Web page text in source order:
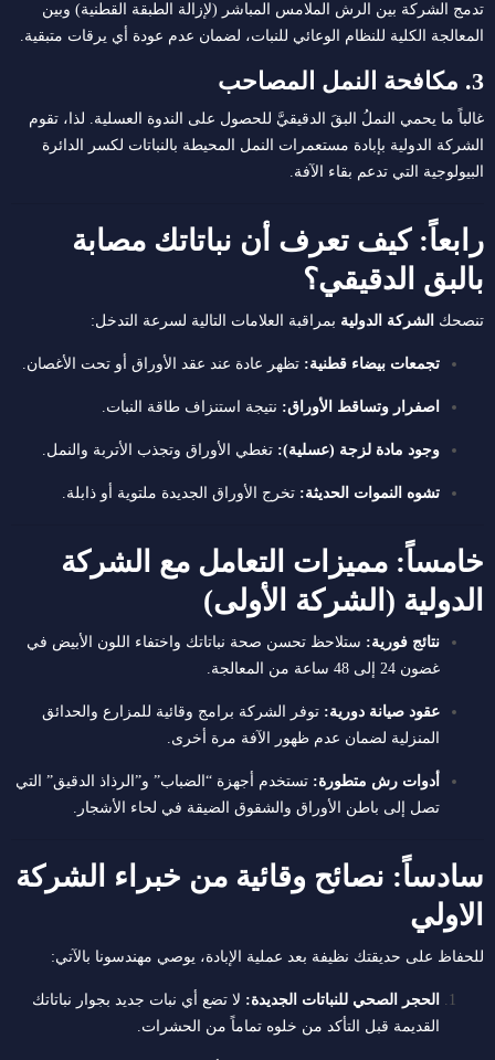
تدمج الشركة بين الرش الملامس المباشر (لإزالة الطبقة القطنية) وبين
المعالجة الكلية للنظام الوعائي للنبات، لضمان عدم عودة أي يرقات متبقية.
3. مكافحة النمل المصاحب
غالباً ما يحمي النملُ البقَ الدقيقيَّ للحصول على الندوة العسلية. لذا، تقوم
الشركة الدولية بإبادة مستعمرات النمل المحيطة بالنباتات لكسر الدائرة
البيولوجية التي تدعم بقاء الآفة.
رابعاً: كيف تعرف أن نباتاتك مصابة
بالبق الدقيقي؟
تنصحك الشركة الدولية بمراقبة العلامات التالية لسرعة التدخل:
تجمعات بيضاء قطنية: تظهر عادة عند عقد الأوراق أو تحت الأغصان.
اصفرار وتساقط الأوراق: نتيجة استنزاف طاقة النبات.
وجود مادة لزجة (عسلية): تغطي الأوراق وتجذب الأتربة والنمل.
تشوه النموات الحديثة: تخرج الأوراق الجديدة ملتوية أو ذابلة.
خامساً: مميزات التعامل مع الشركة
الدولية (الشركة الأولى)
نتائج فورية: ستلاحظ تحسن صحة نباتاتك واختفاء اللون الأبيض في
غضون 24 إلى 48 ساعة من المعالجة.
عقود صيانة دورية: توفر الشركة برامج وقائية للمزارع والحدائق
المنزلية لضمان عدم ظهور الآفة مرة أخرى.
أدوات رش متطورة: تستخدم أجهزة “الضباب” و”الرذاذ الدقيق” التي
تصل إلى باطن الأوراق والشقوق الضيقة في لحاء الأشجار.
سادساً: نصائح وقائية من خبراء الشركة
الاولي
للحفاظ على حديقتك نظيفة بعد عملية الإبادة، يوصي مهندسونا بالآتي:
الحجر الصحي للنباتات الجديدة: لا تضع أي نبات جديد بجوار نباتاتك
القديمة قبل التأكد من خلوه تماماً من الحشرات.